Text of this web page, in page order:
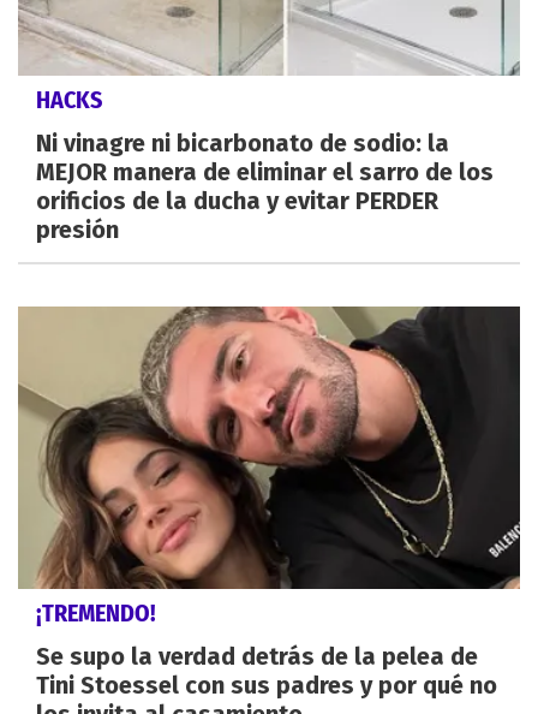
HACKS
Ni vinagre ni bicarbonato de sodio: la
MEJOR manera de eliminar el sarro de los
orificios de la ducha y evitar PERDER
presión
¡TREMENDO!
Se supo la verdad detrás de la pelea de
Tini Stoessel con sus padres y por qué no